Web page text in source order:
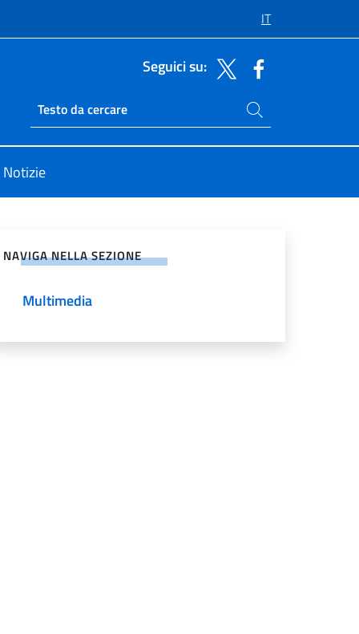
IT
Seguici su:
Ricerca sito live
Cerca nel sito
Notizie
NAVIGA NELLA SEZIONE
Multimedia